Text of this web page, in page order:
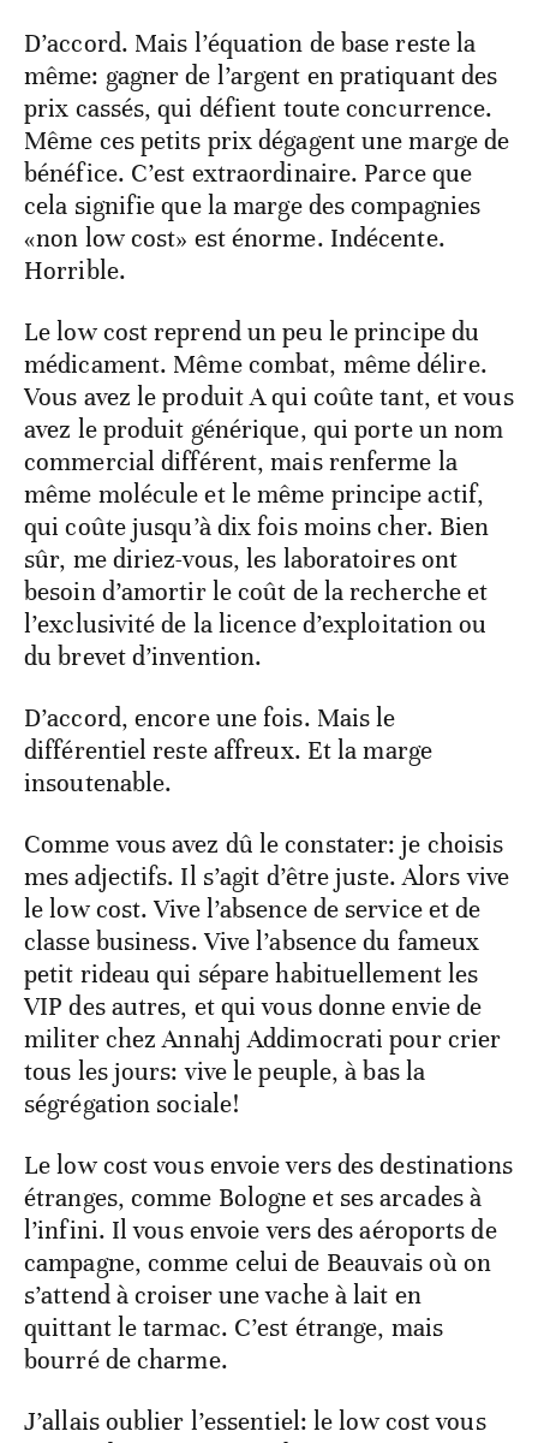
D’accord. Mais l’équation de base reste la
même: gagner de l’argent en pratiquant des
prix cassés, qui défient toute concurrence.
Même ces petits prix dégagent une marge de
bénéfice. C’est extraordinaire. Parce que
cela signifie que la marge des compagnies
«non low cost» est énorme. Indécente.
Horrible.
Le low cost reprend un peu le principe du
médicament. Même combat, même délire.
Vous avez le produit A qui coûte tant, et vous
avez le produit générique, qui porte un nom
commercial différent, mais renferme la
même molécule et le même principe actif,
qui coûte jusqu’à dix fois moins cher. Bien
sûr, me diriez-vous, les laboratoires ont
besoin d’amortir le coût de la recherche et
l’exclusivité de la licence d’exploitation ou
du brevet d’invention.
D’accord, encore une fois. Mais le
différentiel reste affreux. Et la marge
insoutenable.
Comme vous avez dû le constater: je choisis
mes adjectifs. Il s’agit d’être juste. Alors vive
le low cost. Vive l’absence de service et de
classe business. Vive l’absence du fameux
petit rideau qui sépare habituellement les
VIP des autres, et qui vous donne envie de
militer chez Annahj Addimocrati pour crier
tous les jours: vive le peuple, à bas la
ségrégation sociale!
Le low cost vous envoie vers des destinations
étranges, comme Bologne et ses arcades à
l’infini. Il vous envoie vers des aéroports de
campagne, comme celui de Beauvais où on
s’attend à croiser une vache à lait en
quittant le tarmac. C’est étrange, mais
bourré de charme.
J’allais oublier l’essentiel: le low cost vous